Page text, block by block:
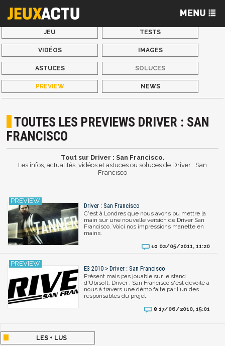
JEU TESTS
VIDÉOS IMAGES
ASTUCES SOLUCES
PREVIEW NEWS
TOUTES LES PREVIEWS DRIVER : SAN
FRANCISCO
Tout sur Driver : San Francisco.
Les infos, actualités, vidéos et astuces ou soluces de Driver : San
Francisco
Driver : San Francisco
C'est à Londres que nous avons pu mettre la
main sur une nouvelle version de Driver San
Francisco. Voici nos impressions manette en
mains.
10 02/05/2011, 11:20
E3 2010 > Driver : San Francisco
Présent mais pas jouable sur le stand
d'Ubisoft, Driver : San Francisco s'est dévoilé à
nous à travers une démo faite par l'un des
responsables du projet.
8 17/06/2010, 15:01
LES + LUS